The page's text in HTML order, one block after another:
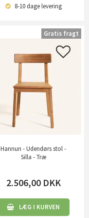
8-10 dagelevering
Hannun - Udendørs stol -
Silla - Træ
2.506,00 DKK
LÆG I KURVEN
Gratis fragt